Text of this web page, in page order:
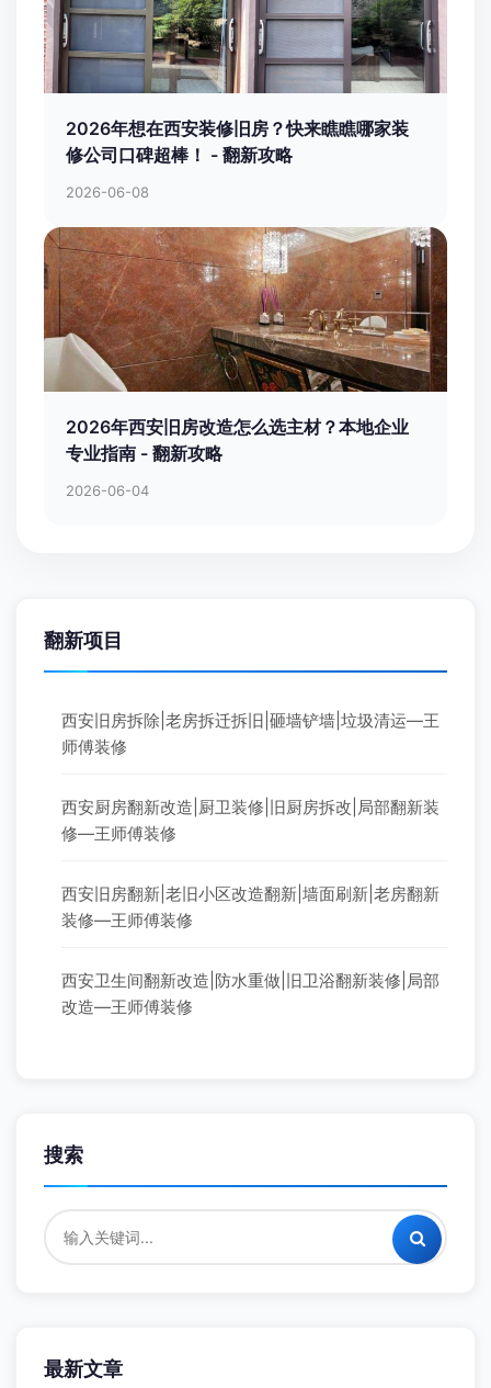
2026年想在西安装修旧房？快来瞧瞧哪家装
修公司口碑超棒！ - 翻新攻略
2026-06-08
2026年西安旧房改造怎么选主材？本地企业
专业指南 - 翻新攻略
2026-06-04
翻新项目
西安旧房拆除|老房拆迁拆旧|砸墙铲墙|垃圾清运—王
师傅装修
西安厨房翻新改造|厨卫装修|旧厨房拆改|局部翻新装
修—王师傅装修
西安旧房翻新|老旧小区改造翻新|墙面刷新|老房翻新
装修—王师傅装修
西安卫生间翻新改造|防水重做|旧卫浴翻新装修|局部
改造—王师傅装修
搜索
最新文章